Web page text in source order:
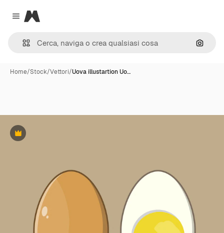
Close menu
Magnific
Cerca
Home/Stock/Vettori/Uova illustartion Uo…
Premium